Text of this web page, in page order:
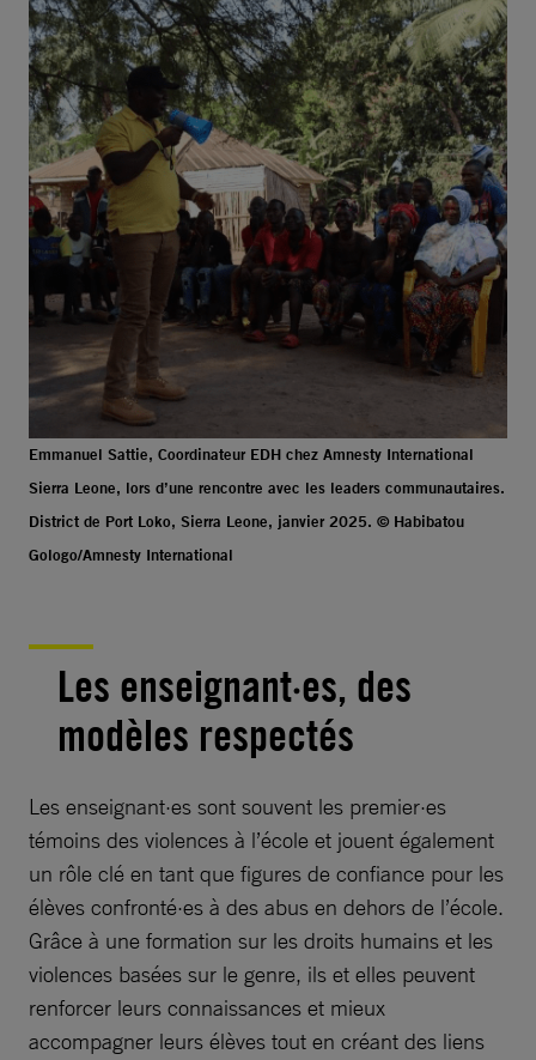
Emmanuel Sattie, Coordinateur EDH chez Amnesty International
Sierra Leone, lors d’une rencontre avec les leaders communautaires.
District de Port Loko, Sierra Leone, janvier 2025. © Habibatou
Gologo/Amnesty International
Les enseignant·es, des
modèles respectés
Les enseignant·es sont souvent les premier·es
témoins des violences à l’école et jouent également
un rôle clé en tant que figures de confiance pour les
élèves confronté·es à des abus en dehors de l’école.
Grâce à une formation sur les droits humains et les
violences basées sur le genre, ils et elles peuvent
renforcer leurs connaissances et mieux
accompagner leurs élèves tout en créant des liens